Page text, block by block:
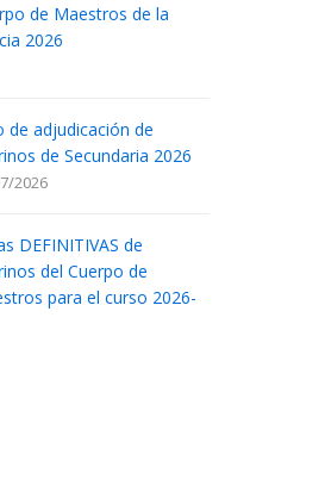
de Maestros de la
2026
de adjudicación de
de Secundaria 2026
2026
DEFINITIVAS de
del Cuerpo de
para el curso 2026-